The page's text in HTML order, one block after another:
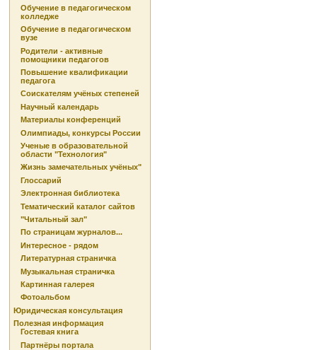
Обучение в педагогическом
колледже
Обучение в педагогическом
вузе
Родители - активные
помощники педагогов
Повышение квалификации
педагога
Соискателям учёных степеней
Научный календарь
Материалы конференций
Олимпиады, конкурсы России
Ученые в образовательной
области "Технология"
Жизнь замечательных учёных"
Глоссарий
Электронная библиотека
Тематический каталог сайтов
"Читальный зал"
По страницам журналов...
Интересное - рядом
Литературная страничка
Музыкальная страничка
Картинная галерея
Фотоальбом
Юридическая консультация
Полезная информация
Гостевая книга
Партнёры портала